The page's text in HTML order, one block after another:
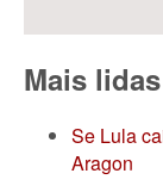
Mais lidas
Se Lula
Aragon